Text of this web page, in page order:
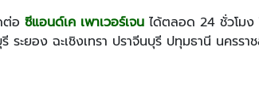
ต่อ ซีแอนด์เค เพาเวอร์เจน ได้ตลอด 24 ชั่วโมง
ยอง ฉะเชิงเทรา ปราจีนบุรี ปทุมธานี นครรา